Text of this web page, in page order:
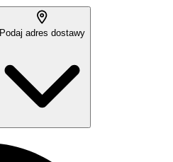
Podaj adres dostawy